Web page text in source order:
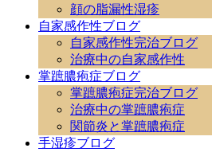
顔の脂漏性湿疹
自家感作性ブログ
自家感作性完治ブログ
治療中の自家感作性
掌蹠膿疱症ブログ
掌蹠膿疱症完治ブログ
治療中の掌蹠膿疱症
関節炎と掌蹠膿疱症
手湿疹ブログ